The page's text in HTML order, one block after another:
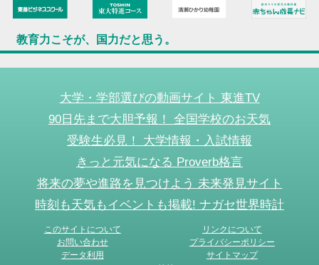
教育力こそが、国力だと思う。
大学・学部選びの動画サイト 東進TV
90日先まで大胆予報！ 全国学校のお天気
受験生必見！ 大学情報・入試情報
きっと元気になる Proverb格言
将来の夢や進路を見つけよう 未来発見サイト
時刻も天気もイベントも掲載! ナガセ世界時計
このサイトについて
リンクについて
お問い合わせ
プライバシーポリシー
データ利用
サイトマップ